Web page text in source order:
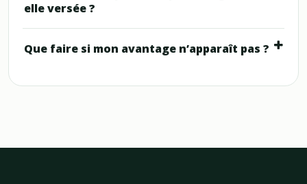
elle versée ?
Que faire si mon avantage n’apparaît pas ?